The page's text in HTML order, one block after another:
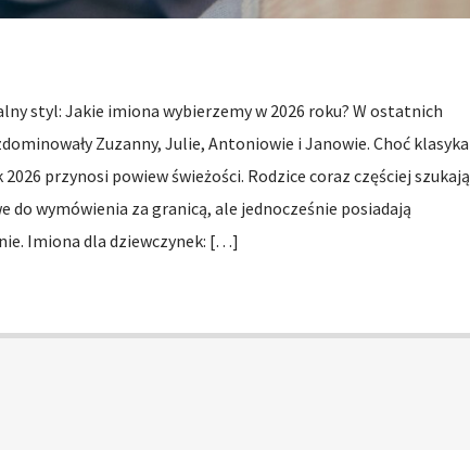
styl: Jakie imiona wybierzemy w 2026 roku? W ostatnich
Zuzanny, Julie, Antoniowie i Janowie. Choć klasyka
przynosi powiew świeżości. Rodzice coraz częściej szukają
do wymówienia za granicą, ale jednocześnie posiadają
Imiona dla dziewczynek: […]